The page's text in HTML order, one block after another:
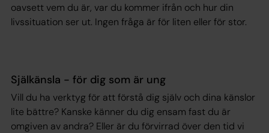
oavsett vem du är, var du kommer ifrån och hur din
livssituation ser ut. Ingen fråga är för liten eller för stor.
Själkänsla - för dig som är ung
Vill du ha verktyg för att förstå dig själv och dina känslor
lite bättre? Kanske känner du dig ensam fast du är
omgiven av andra? Eller är du förvirrad över den tid vi